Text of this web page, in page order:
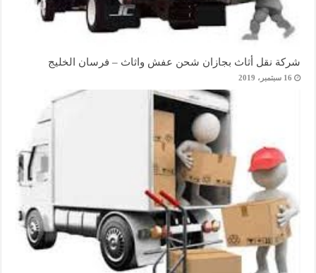
شركة نقل أثاث بجازان شحن عفش واثاث – فرسان الخليج
16 سبتمبر، 2019